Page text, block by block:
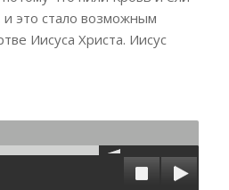
и это стало возможным
Иисуса Христа. Иисус